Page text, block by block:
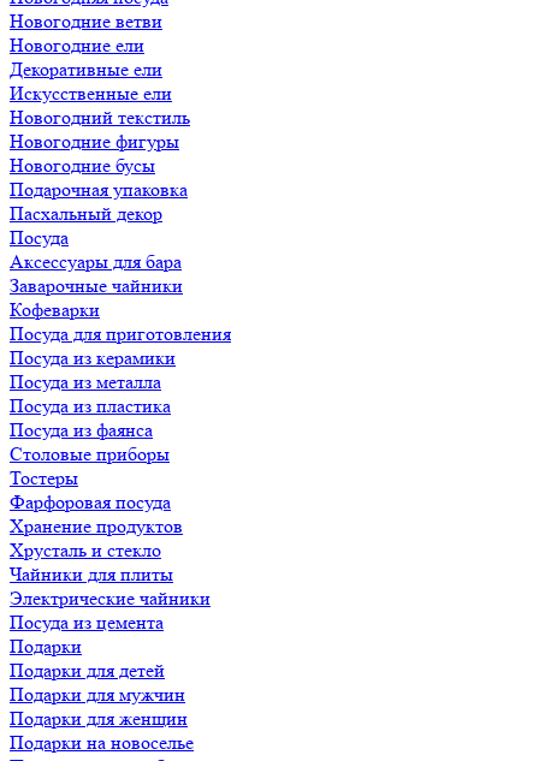
Новогодние ветви
Новогодние ели
Декоративные ели
Искусственные ели
Новогодний текстиль
Новогодние фигуры
Новогодние бусы
Подарочная упаковка
Пасхальный декор
Посуда
Аксессуары для бара
Заварочные чайники
Кофеварки
Посуда для приготовления
Посуда из керамики
Посуда из металла
Посуда из пластика
Посуда из фаянса
Столовые приборы
Тостеры
Фарфоровая посуда
Хранение продуктов
Хрусталь и стекло
Чайники для плиты
Электрические чайники
Посуда из цемента
Подарки
Подарки для детей
Подарки для мужчин
Подарки для женщин
Подарки на новоселье